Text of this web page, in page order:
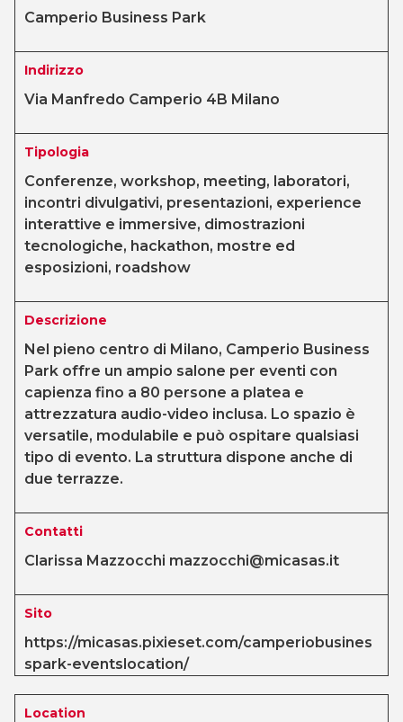
Camperio Business Park
Indirizzo
Via Manfredo Camperio 4B Milano
Tipologia
Conferenze, workshop, meeting, laboratori,
incontri divulgativi, presentazioni, experience
interattive e immersive, dimostrazioni
tecnologiche, hackathon, mostre ed
esposizioni, roadshow
Descrizione
Nel pieno centro di Milano, Camperio Business
Park offre un ampio salone per eventi con
capienza fino a 80 persone a platea e
attrezzatura audio-video inclusa. Lo spazio è
versatile, modulabile e può ospitare qualsiasi
tipo di evento. La struttura dispone anche di
due terrazze.
Contatti
Clarissa Mazzocchi mazzocchi@micasas.it
Sito
https://micasas.pixieset.com/camperiobusines
spark-eventslocation/
Location